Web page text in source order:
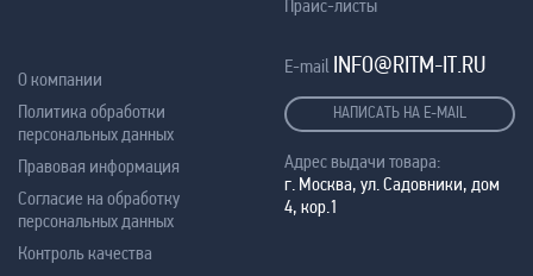
Прайс-листы
О компании
Политика обработки
персональных данных
Правовая информация
Согласие на обработку
персональных данных
Контроль качества
E-mail INFO@RITM-IT.RU
НАПИСАТЬ НА E-MAIL
Адрес выдачи товара:
г. Москва, ул. Садовники, дом
4, кор.1